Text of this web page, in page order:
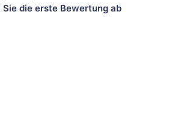
Sie die erste Bewertung ab